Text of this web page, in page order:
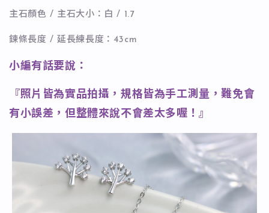
主石顏色 / 主石大小：白 / 1.7
鍊條長度 / 延長練長度：43cm
小編有話要說：
『照片皆為實品拍攝，規格皆為手工測量，難免會
有小誤差，但整體來說不會差太多喔！』